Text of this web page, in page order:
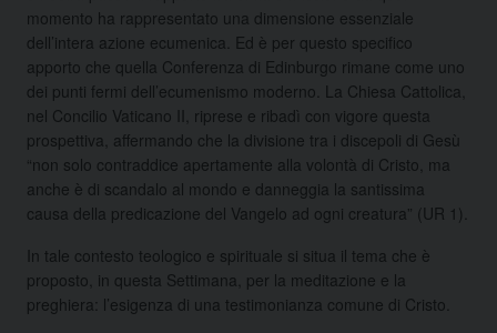
momento ha rappresentato una dimensione essenziale
dell’intera azione ecumenica. Ed è per questo specifico
apporto che quella Conferenza di Edinburgo rimane come uno
dei punti fermi dell’ecumenismo moderno. La Chiesa Cattolica,
nel Concilio Vaticano II, riprese e ribadì con vigore questa
prospettiva, affermando che la divisione tra i discepoli di Gesù
“non solo contraddice apertamente alla volontà di Cristo, ma
anche è di scandalo al mondo e danneggia la santissima
causa della predicazione del Vangelo ad ogni creatura” (UR 1).
In tale contesto teologico e spirituale si situa il tema che è
proposto, in questa Settimana, per la meditazione e la
preghiera: l’esigenza di una testimonianza comune di Cristo.